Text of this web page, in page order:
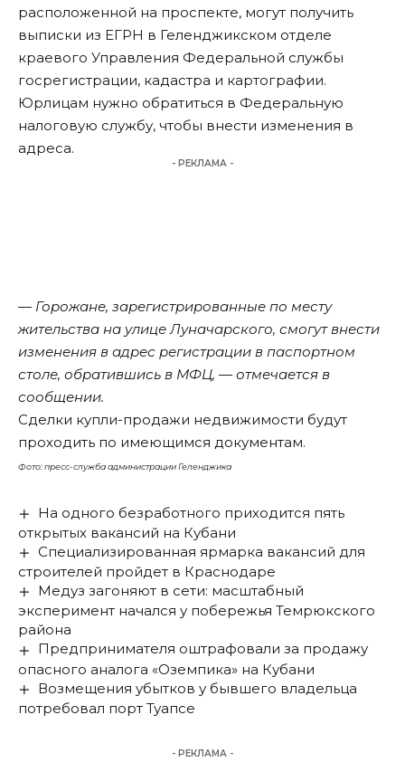
расположенной на проспекте, могут получить
выписки из ЕГРН в Геленджикском отделе
краевого Управления Федеральной службы
госрегистрации, кадастра и картографии.
Юрлицам нужно обратиться в Федеральную
налоговую службу, чтобы внести изменения в
адреса.
- РЕКЛАМА -
— Горожане, зарегистрированные по месту
жительства на улице Луначарского, смогут внести
изменения в адрес регистрации в паспортном
столе, обратившись в МФЦ, — отмечается в
сообщении.
Сделки купли-продажи недвижимости будут
проходить по имеющимся документам.
Фото: пресс-служба администрации Геленджика
На одного безработного приходится пять
открытых вакансий на Кубани
Специализированная ярмарка вакансий для
строителей пройдет в Краснодаре
Медуз загоняют в сети: масштабный
эксперимент начался у побережья Темрюкского
района
Предпринимателя оштрафовали за продажу
опасного аналога «Оземпика» на Кубани
Возмещения убытков у бывшего владельца
потребовал порт Туапсе
- РЕКЛАМА -